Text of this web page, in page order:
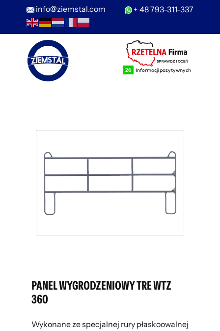
+ 48 793-311-337
info@ziemstal.com
PANEL WYGRODZENIOWY TRE WTZ
360
Wykonane ze specjalnej rury płaskoowalnej